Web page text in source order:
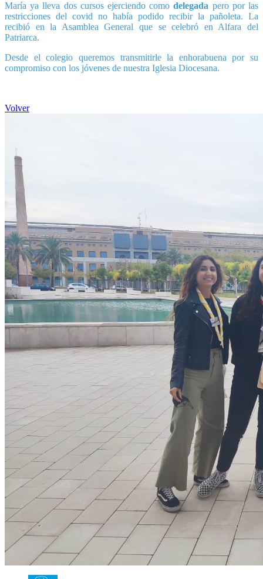
María ya lleva dos cursos ejerciendo comodelegada pero por las
restricciones del covid no había podido recibir la pañoleta. La
recibió en la Asamblea General que se celebró en Alfara del
Patriarca.
Desde el colegio queremos transmitirle la enhorabuena por su
compromiso con los jóvenes de nuestra Iglesia Diocesana.
Volver